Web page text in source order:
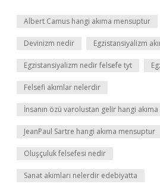
Albert Camus hangi akıma mensuptur
Devinizm nedir Egzistansiyalizm
Egzistansiyalizm nedir felsefe tyt
Felsefi akımlar nelerdir
İnsanın özü varolustan gelir hangi
JeanPaul Sartre hangi akıma mensuptur
Oluşçuluk felsefesi nedir
Sanat akımları nelerdir edebiyatta